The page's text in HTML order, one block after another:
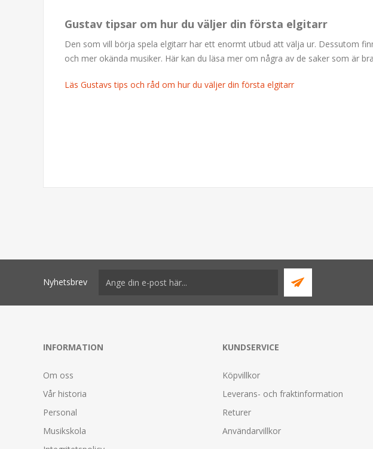
Gustav tipsar om hur du väljer din första elgitarr
Den som vill börja spela elgitarr har ett enormt utbud att välja ur. Dessutom
och mer okända musiker. Här kan du läsa mer om några av de saker som är
Läs Gustavs tips och råd om hur du väljer din första elgitarr
Nyhetsbrev
INFORMATION
Om oss
Vår historia
Personal
Musikskola
KUNDSERVICE
Köpvillkor
Leverans- och fraktinformation
Returer
Användarvillkor